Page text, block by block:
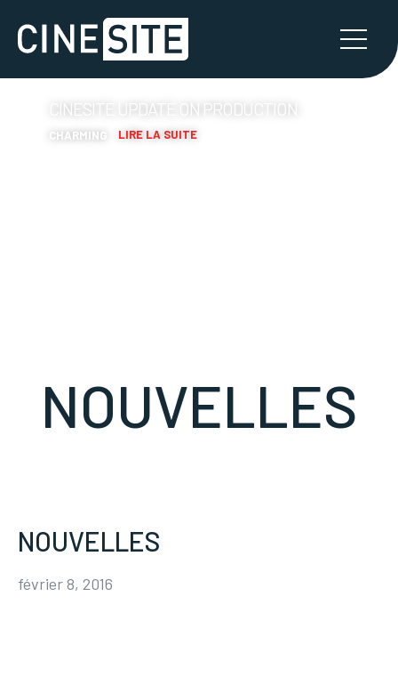
CINESITE UPDATE ON PRODUCTION
CHARMING LIRE LA SUITE
NOUVELLES
NOUVELLES
février 8, 2016